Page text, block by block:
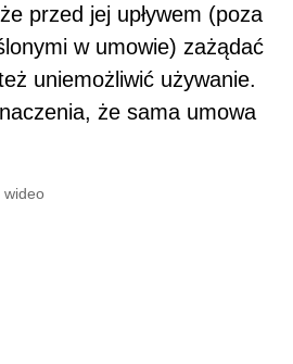
przed jej upływem (poza
w umowie) zażądać
uniemożliwić używanie.
że sama umowa
wideo